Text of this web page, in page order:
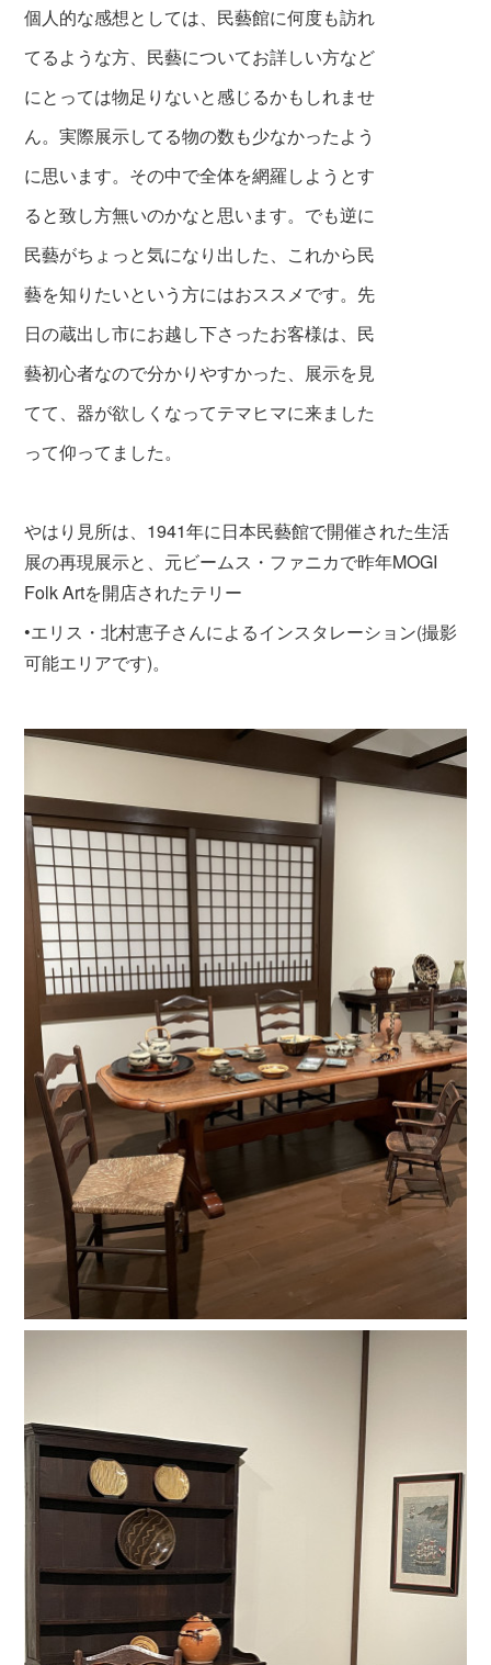
個人的な感想としては、民藝館に何度も訪れ
てるような方、民藝についてお詳しい方など
にとっては物足りないと感じるかもしれませ
ん。実際展示してる物の数も少なかったよう
に思います。その中で全体を網羅しようとす
ると致し方無いのかなと思います。でも逆に
民藝がちょっと気になり出した、これから民
藝を知りたいという方にはおススメです。先
日の蔵出し市にお越し下さったお客様は、民
藝初心者なので分かりやすかった、展示を見
てて、器が欲しくなってテマヒマに来ました
って仰ってました。
やはり見所は、1941年に日本民藝館で開催された生活
展の再現展示と、元ビームス・ファニカで昨年MOGI
Folk Artを開店されたテリー
•エリス・北村恵子さんによるインスタレーション(撮影
可能エリアです)。